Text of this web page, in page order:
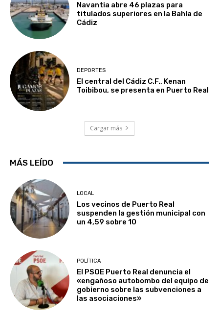
Navantia abre 46 plazas para
titulados superiores en la Bahía de
Cádiz
DEPORTES
El central del Cádiz C.F., Kenan
Toibibou, se presenta en Puerto Real
Cargar más
MÁS LEÍDO
LOCAL
Los vecinos de Puerto Real
suspenden la gestión municipal con
un 4,59 sobre 10
POLÍTICA
El PSOE Puerto Real denuncia el
«engañoso autobombo del equipo de
gobierno sobre las subvenciones a
las asociaciones»